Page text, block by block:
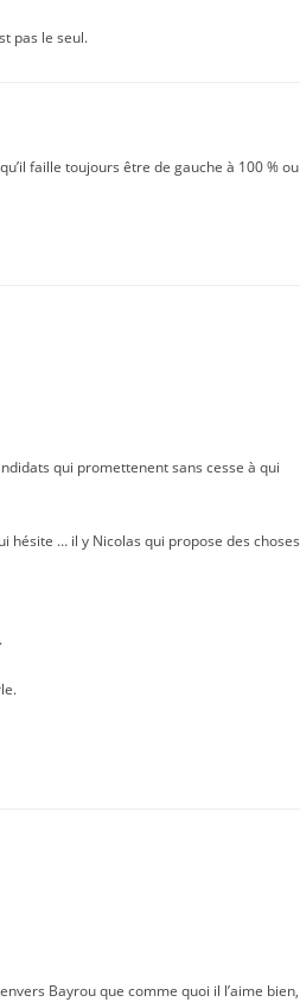
pas le seul.
faille toujours être de gauche à 100 % ou
qui promettenent sans cesse à qui
hésite … il y Nicolas qui propose des choses
Bayrou que comme quoi il l’aime bien,